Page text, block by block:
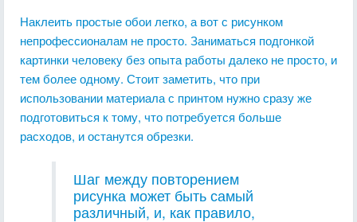
Наклеить простые обои легко, а вот с рисунком
непрофессионалам не просто. Заниматься подгонкой
картинки человеку без опыта работы далеко не просто, и
тем более одному. Стоит заметить, что при
использовании материала с принтом нужно сразу же
подготовиться к тому, что потребуется больше
расходов, и останутся обрезки.
Шаг между повторением
рисунка может быть самый
различный, и, как правило,